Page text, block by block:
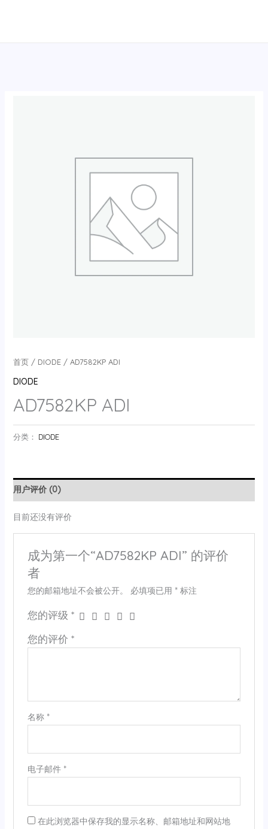
首页/ DIODE/ AD7582KP ADI
DIODE
AD7582KP ADI
分类： DIODE
用户评价 (0)
目前还没有评价
成为第一个“AD7582KP ADI” 的评价
者
您的邮箱地址不会被公开。 必填项已用 *标注
您的评级 *
您的评价 *
名称 *
电子邮件 *
在此浏览器中保存我的显示名称、邮箱地址和网站地